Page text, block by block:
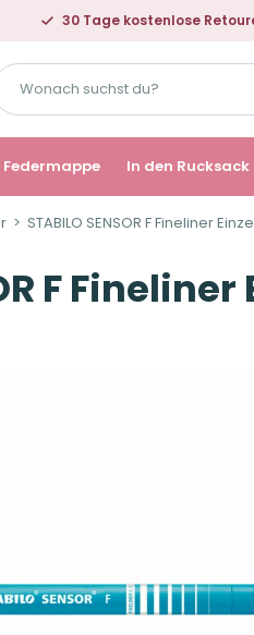
30 Tage kostenlose
Federmappe In den Rucksack
STABILO SENSOR F Fineliner
F